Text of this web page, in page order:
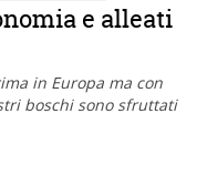
e alleati
in Europa ma con
boschi sono sfruttati